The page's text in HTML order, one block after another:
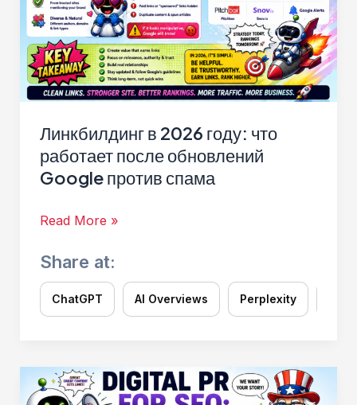
Линкбилдинг в 2026 году: что
работает после обновлений
Google против спама
Линкбилдинг
2026
году:
что
обновлений
Read More »
Share at:
ChatGPT AI Overviews Perplexity